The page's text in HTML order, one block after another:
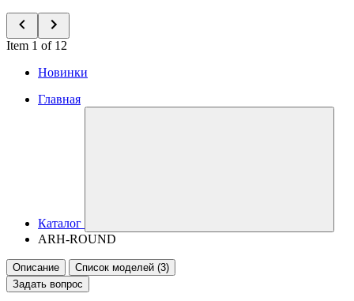
Item 1 of 12
Новинки
Главная
Каталог
ARH-ROUND
Описание
Список моделей (3)
Задать вопрос